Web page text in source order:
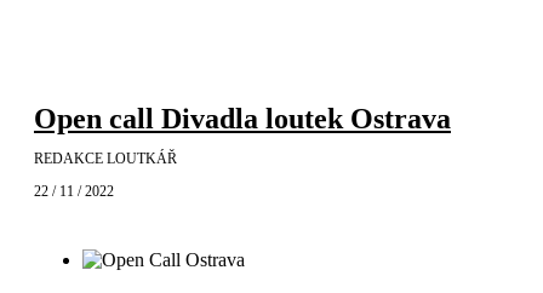
Open call Divadla loutek Ostrava
REDAKCE LOUTKÁŘ
22 / 11 / 2022